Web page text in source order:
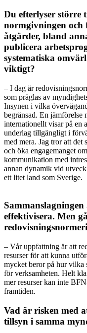
Du efterlyser större
normgivningen och
åtgärder, bland
publicera
systematiska
viktigt?
– I dag är
som präglas av
Insynen i vilka
begränsad. En jämförelse
internationellt visar på en
underlag tillgängligt i
med mera. Jag tror att
och öka engagemanget
kommunikation med
annan dynamik vid
ett litet land som Sverige.
effektivisera. Men
– Vår uppfattning är att
resurser för att kunna
mycket beror på hur vilka
för verksamheten. Helt
mer resurser kan inte
framtiden.
Vad är risken med
tillsyn i samma